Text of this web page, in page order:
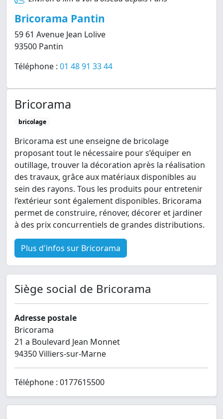
Bricorama Pantin
59 61 Avenue Jean Lolive
93500 Pantin
Téléphone : 01 48 91 33 44
Bricorama
bricolage
Bricorama est une enseigne de bricolage
proposant tout le nécessaire pour s’équiper en
outillage, trouver la décoration après la réalisation
des travaux, grâce aux matériaux disponibles au
sein des rayons. Tous les produits pour entretenir
l’extérieur sont également disponibles. Bricorama
permet de construire, rénover, décorer et jardiner
à des prix concurrentiels de grandes distributions.
Plus d'infos sur Bricorama
Siège social de Bricorama
Adresse postale
Bricorama
21 a Boulevard Jean Monnet
94350 Villiers-sur-Marne
Téléphone : 0177615500